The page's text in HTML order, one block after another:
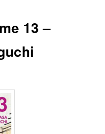
13 –